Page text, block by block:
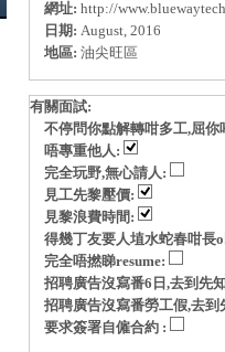
網址: http://
日期: August, 2016
地區: 油尖旺區
有關面試:
不停問你點解轉咁多工,屈
唔專重他人:
完全玩野,無心請人:
見工先黎壓價:
見黎浪費時間:
得幾丁友要人埴水蛇春咁長
完全唔撚睇resume:
招聘廣告沒寫番6日,去到先
招聘廣告沒寫番勞工假,去
要求簽署自僱合約 :